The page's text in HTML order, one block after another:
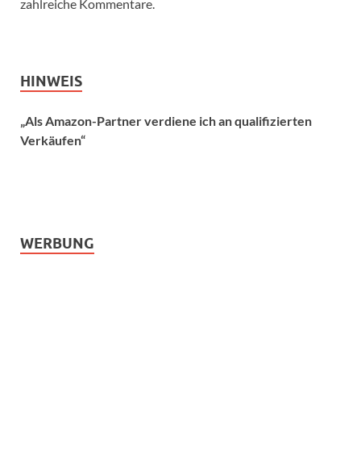
zahlreiche Kommentare.
HINWEIS
„Als Amazon-Partner verdiene ich an qualifizierten
Verkäufen“
WERBUNG